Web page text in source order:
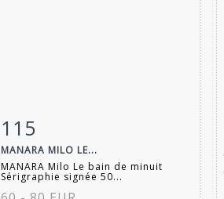
Fiche détaillée
115
MANARA MILO LE...
MANARA Milo Le bain de minuit
Sérigraphie signée 50...